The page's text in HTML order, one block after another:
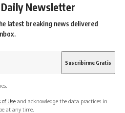
Daily Newsletter
latest breaking news delivered
of Use and acknowledge the data practices in
at any time.